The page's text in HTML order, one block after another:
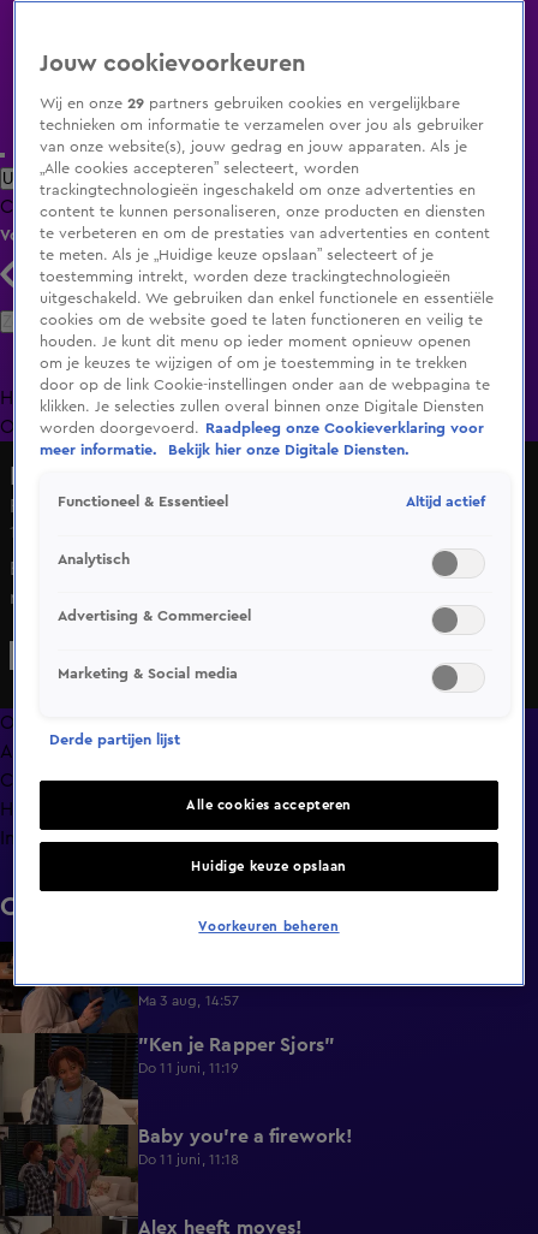
Uitzending Gemist Populaire programma's Zenders Genres
ClipsFilmsRadioSmart TV inlogShop
Volg KIJK
Zoeken
HomeUitzending Gemist Programma's De Bondgenoten
OranjezomerLivestreamsShop
Romantiek is niet voor Martijn weggelegd
17 dec 2024, 10:27
Een vraag uit de pot: Wat zou voor jou de ultieme
romantische avond zijn? Ja, zegt Martijn, een
voetbalwedstrijdje. Sanne vindt dit niet bepaald
uit eten, of ja, gewoon samen eten.
Overzicht
Afleveringen
Clips
Hoe is het nu met?
Info
Clips
6:32
Ma 3 aug, 14:57
0:49 "Ken je Rapper Sjors"
Do 11 juni, 11:19
0:39 Baby you're a firework!
Do 11 juni, 11:18
Alex heeft moves!
Jouw cookievoorkeuren
Wij en onze29 partners gebruiken cookies en vergelijkbare
technieken om informatie te verzamelen over jou als gebruiker
van onze website(s), jouw gedrag en jouw apparaten. Als je
„Alle cookies accepteren” selecteert, worden
trackingtechnologieën ingeschakeld om onze advertenties en
content te kunnen personaliseren, onze producten en diensten
te verbeteren en om de prestaties van advertenties en content
te meten. Als je „Huidige keuze opslaan” selecteert of je
toestemming intrekt, worden deze trackingtechnologieën
uitgeschakeld. We gebruiken dan enkel functionele en essentiële
cookies om de website goed te laten functioneren en veilig te
houden. Je kunt dit menu op ieder moment opnieuw openen
om je keuzes te wijzigen of om je toestemming in te trekken
door op de link Cookie-instellingen onder aan de webpagina te
klikken. Je selecties zullen overal binnen onze Digitale Diensten
worden doorgevoerd.
Raadpleeg onze Cookieverklaring voor
meer informatie.
Bekijk hier onze Digitale Diensten.
Functioneel & Essentieel Altijd actief
Analytisch
Advertising & Commercieel
Marketing & Social media
Derde partijen lijst
Alle cookies accepteren
Huidige keuze opslaan
Voorkeuren beheren